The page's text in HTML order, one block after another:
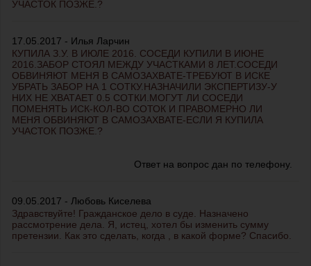
УЧАСТОК ПОЗЖЕ.?
17.05.2017 - Илья Ларчин
КУПИЛА З.У. В ИЮЛЕ 2016. СОСЕДИ КУПИЛИ В ИЮНЕ
2016.ЗАБОР СТОЯЛ МЕЖДУ УЧАСТКАМИ 8 ЛЕТ.СОСЕДИ
ОБВИНЯЮТ МЕНЯ В САМОЗАХВАТЕ-ТРЕБУЮТ В ИСКЕ
УБРАТЬ ЗАБОР НА 1 СОТКУ.НАЗНАЧИЛИ ЭКСПЕРТИЗУ-У
НИХ НЕ ХВАТАЕТ 0.5 СОТКИ.МОГУТ ЛИ СОСЕДИ
ПОМЕНЯТЬ ИСК-КОЛ-ВО СОТОК И ПРАВОМЕРНО ЛИ
МЕНЯ ОБВИНЯЮТ В САМОЗАХВАТЕ-ЕСЛИ Я КУПИЛА
УЧАСТОК ПОЗЖЕ.?
Ответ на вопрос дан по телефону.
09.05.2017 - Любовь Киселева
Здравствуйте! Гражданское дело в суде. Назначено
рассмотрение дела. Я, истец, хотел бы изменить сумму
претензии. Как это сделать, когда , в какой форме? Спасибо.